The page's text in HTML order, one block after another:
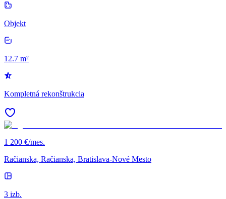
Objekt
12.7 m²
Kompletná rekonštrukcia
1 200 €/mes.
Račianska, Račianska, Bratislava-Nové Mesto
3 izb.